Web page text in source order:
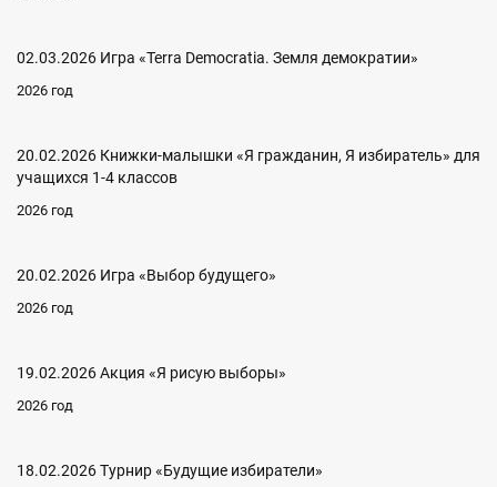
02.03.2026 Игра «Terra Democratia. Земля демократии»
2026 год
20.02.2026 Книжки-малышки «Я гражданин, Я избиратель» для
учащихся 1-4 классов
2026 год
20.02.2026 Игра «Выбор будущего»
2026 год
19.02.2026 Акция «Я рисую выборы»
2026 год
18.02.2026 Турнир «Будущие избиратели»